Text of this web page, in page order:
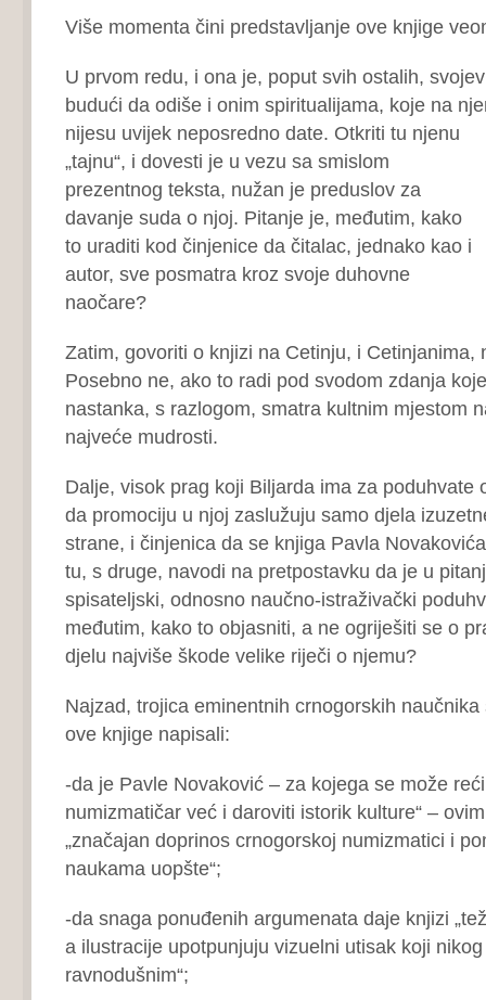
Više momenta čini predstavljanje ove knjige
U prvom redu, i ona je, poput svih ostalih,
budući da odiše i onim spiritualijama, koje na
nijesu uvijekneposredno date. Otkriti tu njenu
„tajnu“, i dovesti je u vezu sa smislom
prezentnog teksta, nužan je preduslov za
davanje suda o njoj. Pitanje je, međutim, kako
to uraditi kod činjenice da čitalac, jednako kao i
autor, sve posmatra kroz svoje duhovne
naočare?
Zatim, govoriti o knjizi na Cetinju, i Cetinjanima,
Posebno ne, ako to radi pod svodom zdanja
nastanka, s razlogom, smatra kultnim mjestom
najveće mudrosti.
Dalje, visok prag koji Biljarda ima za poduhvate
da promociju u njoj zaslužuju samo djela
strane, i činjenica da se knjiga Pavla
tu, s druge, navodi na pretpostavku da je u
spisateljski, odnosno naučno-istraživački
međutim, kako to objasniti, a ne ogriješiti se o
djelu najviše škode velike riječi o njemu?
Najzad, trojica eminentnih crnogorskih
ove knjige napisali:
-da je Pavle Novaković – za kojega se može
numizmatičar već i daroviti istorik kulture“ –
„značajan doprinos crnogorskoj numizmatici i
naukama uopšte“;
-da snaga ponuđenih argumenata daje knjizi
a ilustracije upotpunjuju vizuelni utisak koji
ravnodušnim“;